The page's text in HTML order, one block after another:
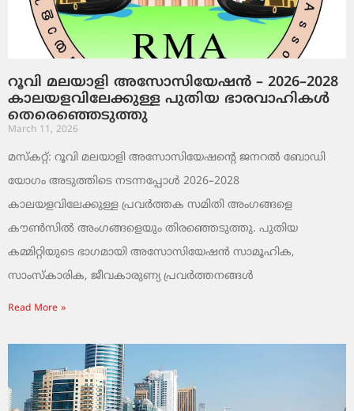
റൂവി മലയാളി അസോസിയേഷൻ – 2026–2028
കാലയളവിലേക്കുള്ള പുതിയ ഭാരവാഹികൾ
തെരെഞ്ഞെടുത്തു
March 11, 2026
മസ്കറ്റ്: റൂവി മലയാളി അസോസിയേഷന്റെ ജനറൽ ബോഡി
യോഗം അടുത്തിടെ നടന്നപ്പോൾ 2026–2028
കാലയളവിലേക്കുള്ള പ്രവർത്തക സമിതി അംഗങ്ങളെ
കൗൺസിൽ അംഗങ്ങളെയും തിരഞ്ഞെടുത്തു. പുതിയ
കമ്മിറ്റിയുടെ ഭാഗമായി അസോസിയേഷൻ സാമൂഹിക,
സാംസ്‌കാരിക, ജീവകാരുണ്യ പ്രവർത്തനങ്ങൾ
Read More »